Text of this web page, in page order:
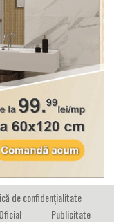
de confidențialitate
Publicitate